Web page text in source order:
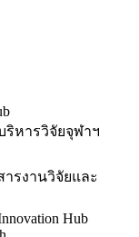
ริหารวิจัยจุฬาฯ
ารงานวิจัยและ
Hub